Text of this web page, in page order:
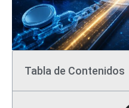
Tabla de Contenidos